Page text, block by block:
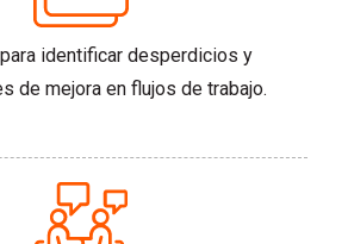
identificar desperdicios y
de mejora en flujos de trabajo.